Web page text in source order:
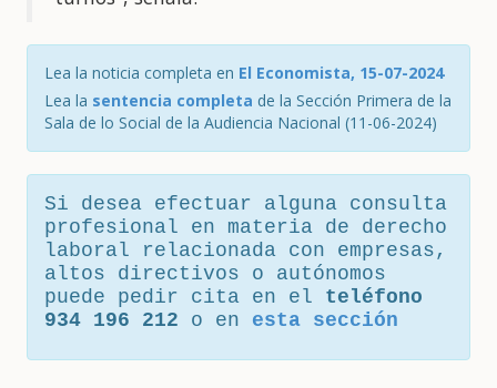
Lea la noticia completa en El Economista, 15-07-2024
Lea la sentencia completa de la Sección Primera de la
Sala de lo Social de la Audiencia Nacional (11-06-2024)
Si desea efectuar alguna consulta
profesional en materia de derecho
laboral relacionada con empresas,
altos directivos o autónomos
puede pedir cita en el teléfono
934 196 212 o en esta sección